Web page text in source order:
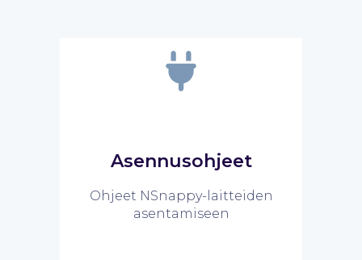
Asennusohjeet
Ohjeet NSnappy-laitteiden
asentamiseen